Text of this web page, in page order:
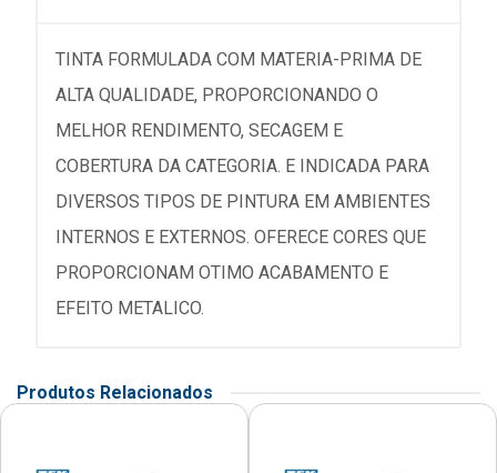
TINTA FORMULADA COM MATERIA-PRIMA DE
ALTA QUALIDADE, PROPORCIONANDO O
MELHOR RENDIMENTO, SECAGEM E
COBERTURA DA CATEGORIA. E INDICADA PARA
DIVERSOS TIPOS DE PINTURA EM AMBIENTES
INTERNOS E EXTERNOS. OFERECE CORES QUE
PROPORCIONAM OTIMO ACABAMENTO E
EFEITO METALICO.
Produtos Relacionados